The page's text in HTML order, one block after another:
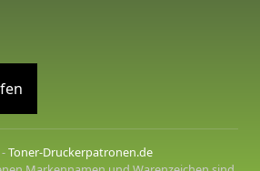
Toner-Druckerpatronen.de